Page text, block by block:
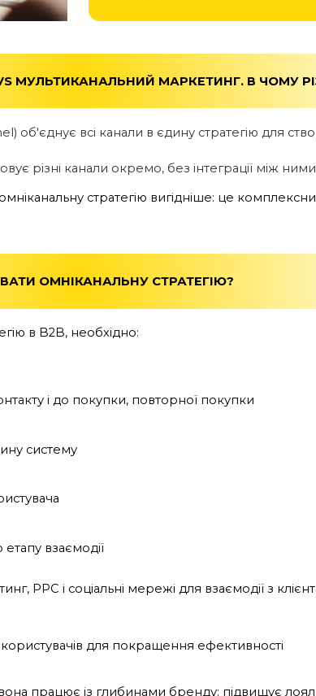
МУЛЬТИКАНАЛЬНИЙ МАРКЕТИНГ. В ЧОМУ
об'єднує всі канали в єдину стратегію для
різні канали окремо, без інтеграції між ними
стратегію вигідніше: це
ОМНІКАНАЛЬНУ СТРАТЕГІЮ?
в B2B, необхідно:
і до покупки, повторної покупки
систему
взаємодії
PPC і соціальні мережі для взаємодії з
для покращення ефективності
працює із глибинами бренду: підвищує